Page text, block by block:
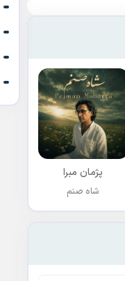
پژمان مبرا
شاه صنم